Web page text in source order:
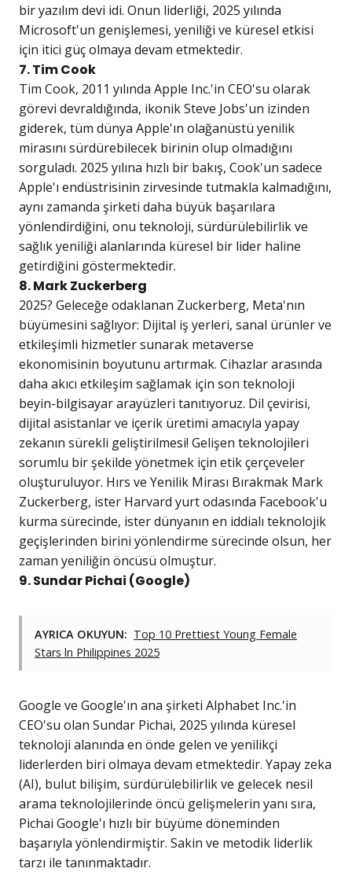
bir yazılım devi idi. Onun liderliği, 2025 yılında
Microsoft'un genişlemesi, yeniliği ve küresel etkisi
için itici güç olmaya devam etmektedir.
7. Tim Cook
Tim Cook, 2011 yılında Apple Inc.'in CEO'su olarak
görevi devraldığında, ikonik Steve Jobs'un izinden
giderek, tüm dünya Apple'ın olağanüstü yenilik
mirasını sürdürebilecek birinin olup olmadığını
sorguladı. 2025 yılına hızlı bir bakış, Cook'un sadece
Apple'ı endüstrisinin zirvesinde tutmakla kalmadığını,
aynı zamanda şirketi daha büyük başarılara
yönlendirdiğini, onu teknoloji, sürdürülebilirlik ve
sağlık yeniliği alanlarında küresel bir lider haline
getirdiğini göstermektedir.
8. Mark Zuckerberg
2025? Geleceğe odaklanan Zuckerberg, Meta'nın
büyümesini sağlıyor: Dijital iş yerleri, sanal ürünler ve
etkileşimli hizmetler sunarak metaverse
ekonomisinin boyutunu artırmak. Cihazlar arasında
daha akıcı etkileşim sağlamak için son teknoloji
beyin-bilgisayar arayüzleri tanıtıyoruz. Dil çevirisi,
dijital asistanlar ve içerik üretimi amacıyla yapay
zekanın sürekli geliştirilmesi! Gelişen teknolojileri
sorumlu bir şekilde yönetmek için etik çerçeveler
oluşturuluyor. Hırs ve Yenilik Mirası Bırakmak Mark
Zuckerberg, ister Harvard yurt odasında Facebook'u
kurma sürecinde, ister dünyanın en iddialı teknolojik
geçişlerinden birini yönlendirme sürecinde olsun, her
zaman yeniliğin öncüsü olmuştur.
9. Sundar Pichai (Google)
AYRICA OKUYUN: Top 10 Prettiest Young Female
Stars ln Philippines 2025
Google ve Google'ın ana şirketi Alphabet Inc.'in
CEO'su olan Sundar Pichai, 2025 yılında küresel
teknoloji alanında en önde gelen ve yenilikçi
liderlerden biri olmaya devam etmektedir. Yapay zeka
(AI), bulut bilişim, sürdürülebilirlik ve gelecek nesil
arama teknolojilerinde öncü gelişmelerin yanı sıra,
Pichai Google'ı hızlı bir büyüme döneminden
başarıyla yönlendirmiştir. Sakin ve metodik liderlik
tarzı ile tanınmaktadır.